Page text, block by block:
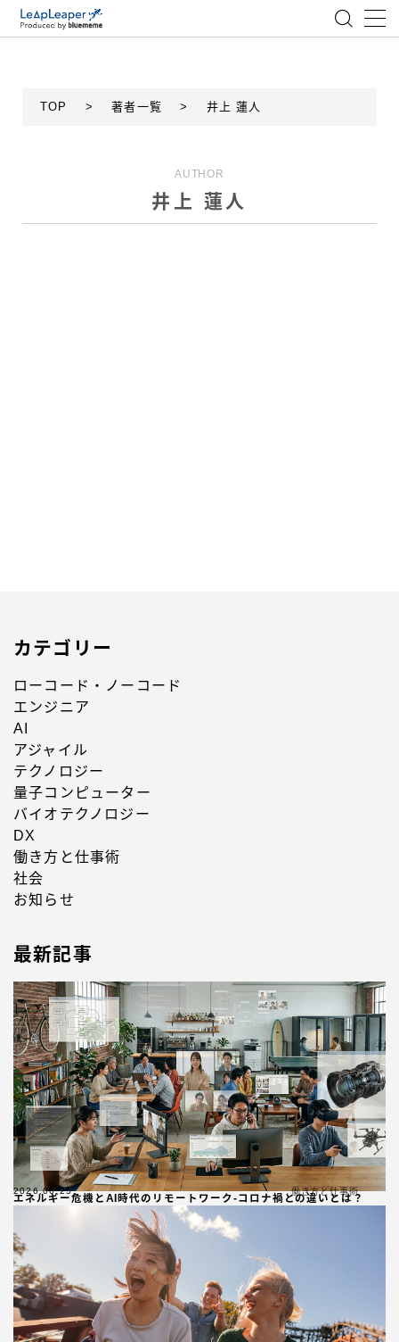
AI
TOP > 著者一覧 > 井上 蓮人
AUTHOR
井上 蓮人
カテゴリー
ローコード・ノーコード
エンジニア
AI
アジャイル
テクノロジー
量子コンピューター
バイオテクノロジー
DX
働き方と仕事術
社会
お知らせ
最新記事
エネルギー危機とAI時代のリモートワーク-コロナ禍との違いとは？
2026.06.25 働き方と仕事術